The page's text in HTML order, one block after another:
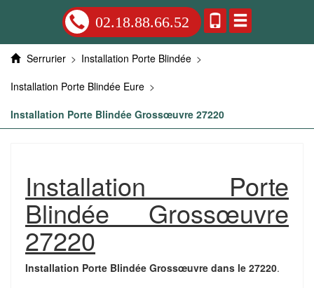
02.18.88.66.52
Serrurier > Installation Porte Blindée >
Installation Porte Blindée Eure >
Installation Porte Blindée Grossœuvre 27220
Installation Porte
Blindée Grossœuvre
27220
Installation Porte Blindée Grossœuvre dans le 27220.